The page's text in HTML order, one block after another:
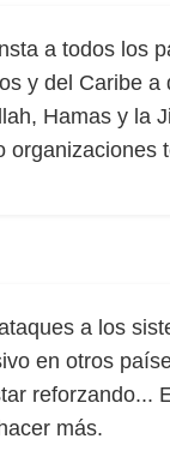
a todos los
y del Caribe a
Hamas y la
organizaciones
a los
en otros
reforzando...
más.